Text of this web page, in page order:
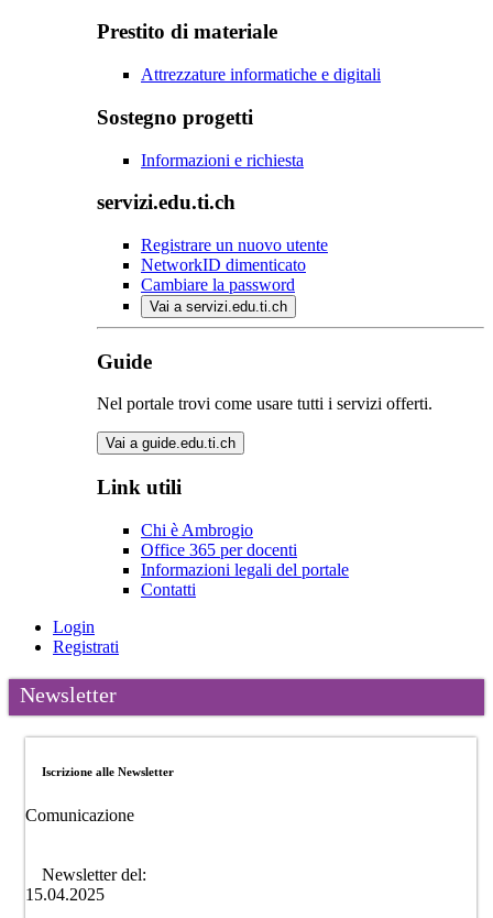
Prestito di materiale
Attrezzature informatiche e digitali
Sostegno progetti
Informazioni e richiesta
servizi.edu.ti.ch
Registrare un nuovo utente
NetworkID dimenticato
Cambiare la password
Vai a servizi.edu.ti.ch
Guide
Nel portale trovi come usare tutti i servizi offerti.
Vai a guide.edu.ti.ch
Link utili
Chi è Ambrogio
Office 365 per docenti
Informazioni legali del portale
Contatti
Login
Registrati
Newsletter
Iscrizione alle Newsletter
Comunicazione
Newsletter del:
15.04.2025